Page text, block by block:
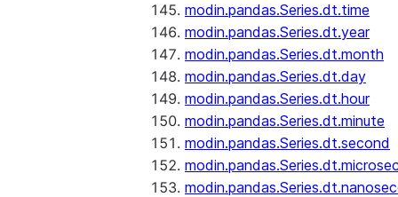
modin.pandas.Series.dt.time
modin.pandas.Series.dt.year
modin.pandas.Series.dt.month
modin.pandas.Series.dt.day
modin.pandas.Series.dt.hour
modin.pandas.Series.dt.minute
modin.pandas.Series.dt.second